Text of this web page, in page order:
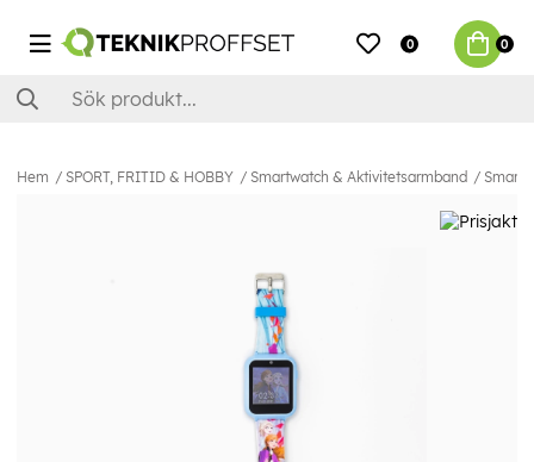
0 0
Hem SPORT, FRITID & HOBBY Smartwatch & Aktivitetsarmband